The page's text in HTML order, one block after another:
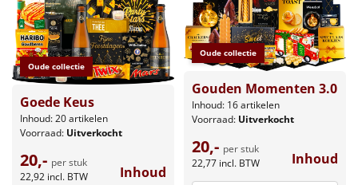
Oude collectie
Goede Keus
Inhoud: 20 artikelen
Voorraad: Uitverkocht
20,- per stuk
22,92 incl. BTW Inhoud
Oude collectie
Gouden Momenten 3.0
Inhoud: 16 artikelen
Voorraad: Uitverkocht
20,- per stuk
22,77 incl. BTW Inhoud